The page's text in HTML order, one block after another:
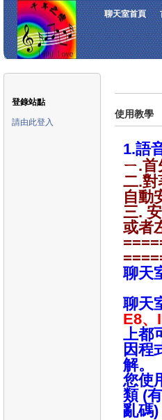
聊天室首頁
登錄站點
請由此登入
使用教學
1.語
ㄧ.首
二.對
自動
三.
或者
聊天
聊天
E8、
上都
因程
解。
您使
類 (
亂碼